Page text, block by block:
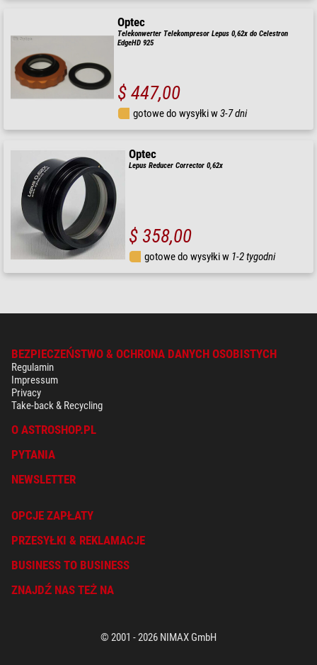
Optec
Telekonwerter Telekompresor Lepus 0,62x do Celestron
EdgeHD 925
$ 447,00
gotowe do wysyłki w3-7 dni
Optec
Lepus Reducer Corrector 0,62x
$ 358,00
gotowe do wysyłki w 1-2 tygodni
BEZPIECZEŃSTWO & OCHRONA DANYCH OSOBISTYCH
Regulamin
Impressum
Privacy
Take-back & Recycling
O ASTROSHOP.PL
PYTANIA
NEWSLETTER
OPCJE ZAPŁATY
PRZESYŁKI & REKLAMACJE
BUSINESS TO BUSINESS
ZNAJDŹ NAS TEŻ NA
© 2001 - 2026 NIMAX GmbH